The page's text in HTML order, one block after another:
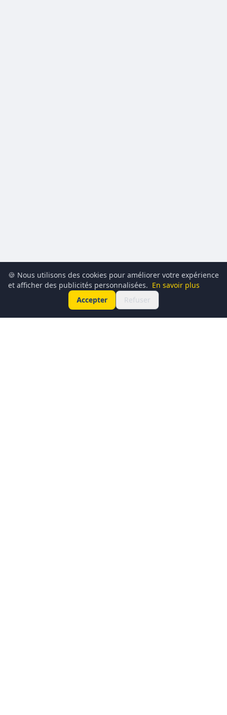
🍪 Nous utilisons des cookies pour améliorer votre expérience
et afficher des publicités personnalisées. En savoir plus
Accepter
Refuser